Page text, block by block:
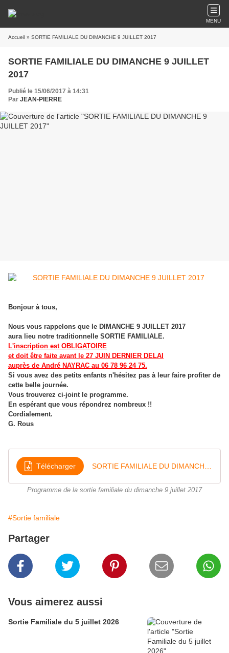
MENU
Accueil » SORTIE FAMILIALE DU DIMANCHE 9 JUILLET 2017
SORTIE FAMILIALE DU DIMANCHE 9 JUILLET
2017
Publié le 15/06/2017 à 14:31
Par JEAN-PIERRE
Bonjour à tous,
Nous vous rappelons que le DIMANCHE 9 JUILLET 2017
aura lieu notre traditionnelle SORTIE FAMILIALE.
L'inscription est OBLIGATOIRE
et doit être faite avant le 27 JUIN DERNIER DELAI
auprès de André NAYRAC au 06 78 96 24 75.
Si vous avez des petits enfants n'hésitez pas à leur faire profiter de
cette belle journée.
Vous trouverez ci-joint le programme.
En espérant que vous répondrez nombreux !!
Cordialement.
G. Rous
Télécharger
Programme de la sortie familiale du dimanche 9 juillet 2017
#Sortie familiale
Partager
Vous aimerez aussi
Sortie Familiale du 5 juillet 2026